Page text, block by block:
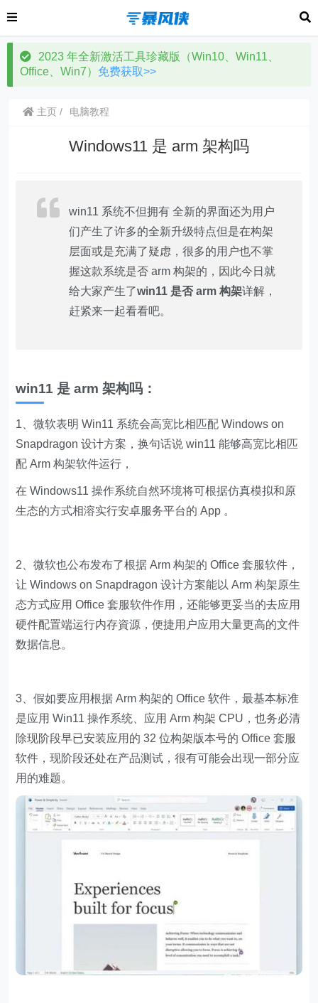
2023 年全新激活工具珍藏版（Win10、Win11、
Office、Win7） 免费获取>>
主页 电脑教程
Windows11 是 arm 架构吗
win11 系统不但拥有 全新的界面还为用户
们产生了许多的全新升级特点但是在构架
层面或是充满了疑虑，很多的用户也不掌
握这款系统是否 arm 构架的，因此今日就
给大家产生了win11 是否 arm 构架详解，
赶紧来一起看看吧。
win11 是 arm 架构吗：
1、微软表明 Win11 系统会高宽比相匹配 Windows on
Snapdragon 设计方案，换句话说 win11 能够高宽比相匹
配 Arm 构架软件运行，
在 Windows11 操作系统自然环境将可根据仿真模拟和原
生态的方式相溶实行安卓服务平台的 App 。
2、微软也公布发布了根据 Arm 构架的 Office 套服软件，
让 Windows on Snapdragon 设计方案能以 Arm 构架原生
态方式应用 Office 套服软件作用，还能够更妥当的去应用
硬件配置端运行内存資源，便捷用户应用大量更高的文件
数据信息。
3、假如要应用根据 Arm 构架的 Office 软件，最基本标准
是应用 Win11 操作系统、应用 Arm 构架 CPU，也务必清
除现阶段早已安装应用的 32 位构架版本号的 Office 套服
软件，现阶段还处在产品测试，很有可能会出现一部分应
用的难题。